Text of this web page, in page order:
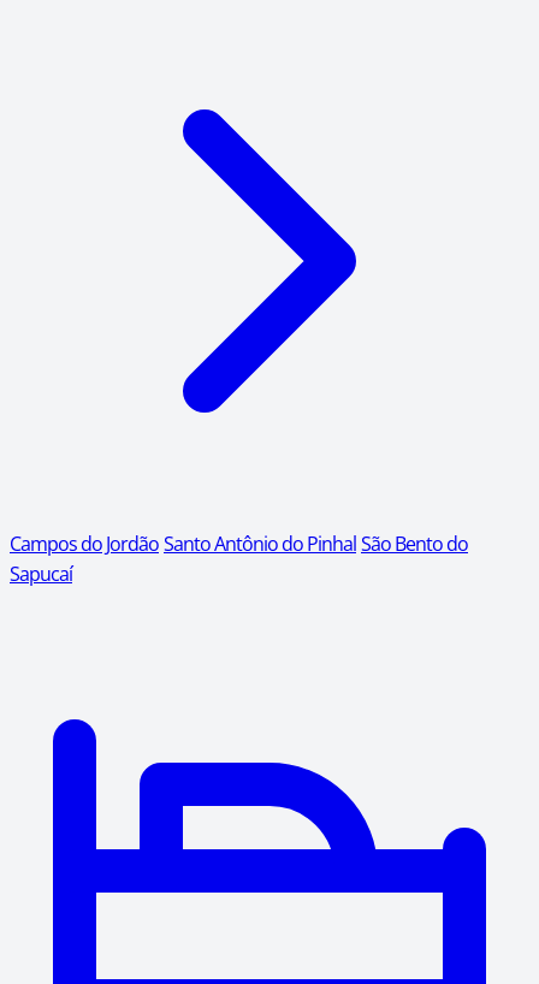
Campos do JordãoSanto Antônio do PinhalSão Bento do
Sapucaí